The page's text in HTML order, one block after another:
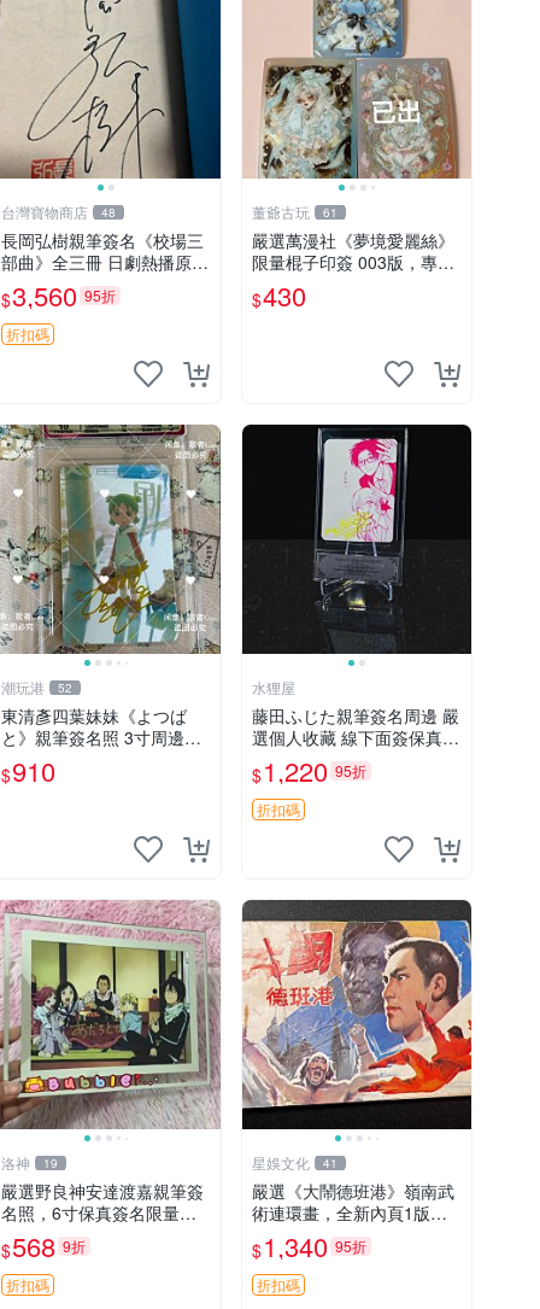
台灣寶物商店 48
長岡弘樹親筆簽名《校場三
部曲》全三冊 日劇熱播原書
校場三部曲 經典著作 劇迷
必收
$3,560 95折
折扣碼
董爺古玩 61
嚴選萬漫社《夢境愛麗絲》
限量棍子印簽 003版，專場
珍藏張 夢境愛麗絲 印簽 版
本
$430
潮玩港 52
東清彥四葉妹妹《よつば
と》親筆簽名照 3寸周邊紀
念品 經典收藏拍立得 相框
裝裱 よつばと 周邊 紀念品
$910
水狸屋
藤田ふじた親筆簽名周邊 嚴
選個人收藏 線下面簽保真
Wotakoi 戀愛難題 農夫三兄
弟 物語 周邊收藏版
$1,220 95折
折扣碼
洛神 19
嚴選野良神安達渡嘉親筆簽
名照，6寸保真簽名限量收
藏 野良神 簽名 照片
$568 9折
折扣碼
星娛文化 41
嚴選《大鬧德班港》嶺南武
術連環畫，全新內頁1版本
首次印刷。收藏級狀態，適
合深度閱讀愛好者。 大鬧德
班港 嶺南武術 現代插畫
$1,340 95折
折扣碼